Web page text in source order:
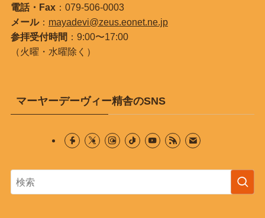
電話・Fax：079-506-0003
メール： mayadevi@zeus.eonet.ne.jp
参拝受付時間 ：9:00〜17:00
（火曜・水曜除く）
マーヤーデーヴィー精舎のSNS